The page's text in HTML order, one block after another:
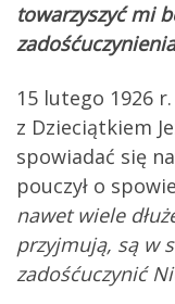
towarzyszyć mi
zadośćuczynienia
15 lutego 1926
z Dzieciątkiem
spowiadać się
pouczył o
nawet wiele
przyjmują, są w
zadośćuczynić